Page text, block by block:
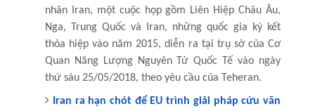
nhân Iran, một cuộc họp gồm Liên Hiệp Châu Âu,
Nga, Trung Quốc và Iran, những quốc gia ký kết
thỏa hiệp vào năm 2015, diễn ra tại trụ sở của Cơ
Quan Năng Lượng Nguyên Tử Quốc Tế vào ngày
thứ sáu 25/05/2018, theo yêu cầu của Teheran.
Iran ra hạn chót để EU trình giải pháp cứu vãn